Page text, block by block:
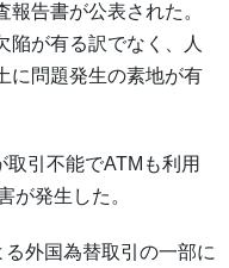
告書が公表された。
陥が有る訳でなく、人
に問題発生の素地が有
引不能でATMも利用
が発生した。
外国為替取引の一部に